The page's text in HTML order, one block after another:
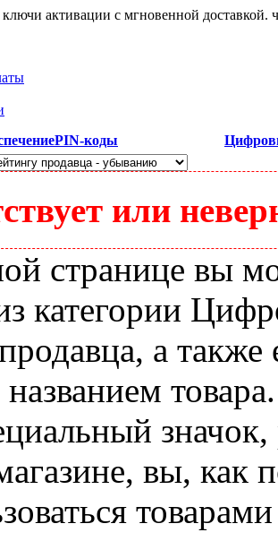
активации с мгновенной доставкой.
PIN-коды
или
странице вы
категории
а
вы, как